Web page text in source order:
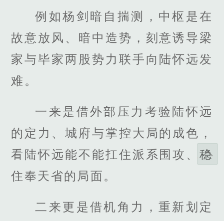
例如杨剑暗自揣测，中枢是在
故意放风、暗中造势，刻意诱导梁
家与毕家两股势力联手向陆怀远发
难。
一来是借外部压力考验陆怀远
的定力、城府与掌控大局的成色，
看陆怀远能不能扛住派系围攻、稳
住奉天省的局面。
二来更是借机角力，重新划定